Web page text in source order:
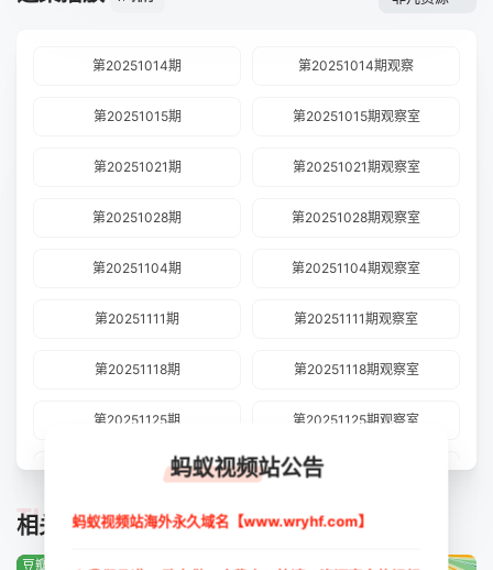
第20251014期 第20251014期观察
第20251015期 第20251015期观察室
第20251021期 第20251021期观察室
第20251028期 第20251028期观察室
第20251104期 第20251104期观察室
第20251111期 第20251111期观察室
第20251118期 第20251118期观察室
第20251125期 第20251125期观察室
第20251202期 第20251202期观察室
第20251203期 第20251203期观察室
相关推荐
TUIJIAN
豆瓣:7.0分 豆瓣:8.0分 豆瓣:0.0分
蚂蚁视频站公告
蚂蚁视频站海外永久域名【www.wryhf.com】